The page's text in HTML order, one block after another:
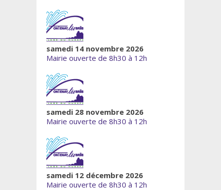
samedi 14 novembre 2026
Mairie ouverte de 8h30 à 12h
samedi 28 novembre 2026
Mairie ouverte de 8h30 à 12h
samedi 12 décembre 2026
Mairie ouverte de 8h30 à 12h